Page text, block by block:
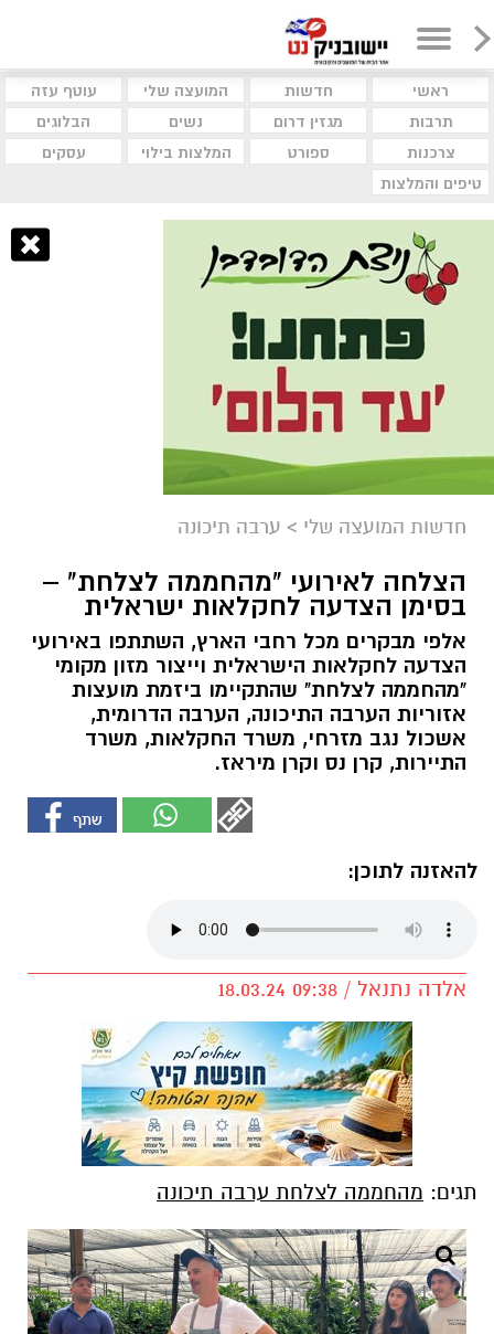
ראשי חדשות המועצה שלי
עוטף עזה
תרבות
מגזין דרום נשים
הבלוגים
צרכנות
ספורט המלצות בילוי
עסקים
טיפים והמלצות
חדשות המועצה שלי > ערבה תיכונה
הצלחה לאירועי "מהחממה לצלחת" –
בסימן הצדעה לחקלאות ישראלית
אלפי מבקרים מכל רחבי הארץ, השתתפו באירועי
הצדעה לחקלאות הישראלית וייצור מזון מקומי
"מהחממה לצלחת" שהתקיימו ביזמת מועצות
אזוריות הערבה התיכונה, הערבה הדרומית,
אשכול נגב מזרחי, משרד החקלאות, משרד
התיירות, קרן נס וקרן מיראז.
להאזנה לתוכן:
אלדה נתנאל / 09:38 18.03.24
תגים: מהחממה לצלחת ערבה תיכונה